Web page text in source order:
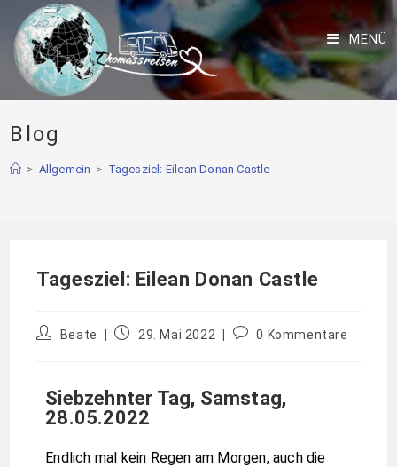
MENÜ
Blog
> Allgemein > Tagesziel: Eilean Donan Castle
Tagesziel: Eilean Donan Castle
Beate 29. Mai 2022 0 Kommentare
Siebzehnter Tag, Samstag,
28.05.2022
Endlich mal kein Regen am Morgen, auch die